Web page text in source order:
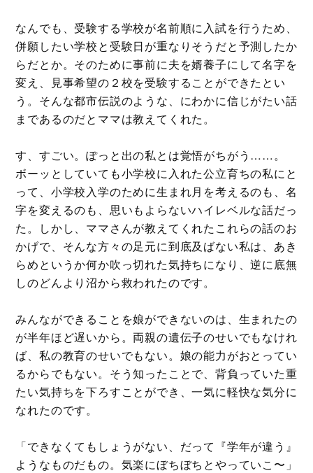
なんでも、受験する学校が名前順に入試を行うため、
併願したい学校と受験日が重なりそうだと予測したか
らだとか。そのために事前に夫を婿養子にして名字を
変え、見事希望の２校を受験することができたとい
う。そんな都市伝説のような、にわかに信じがたい話
まであるのだとママは教えてくれた。
す、すごい。ぽっと出の私とは覚悟がちがう……。
ボーッとしていても小学校に入れた公立育ちの私にと
って、小学校入学のために生まれ月を考えるのも、名
字を変えるのも、思いもよらないハイレベルな話だっ
た。しかし、ママさんが教えてくれたこれらの話のお
かげで、そんな方々の足元に到底及ばない私は、あき
らめというか何か吹っ切れた気持ちになり、逆に底無
しのどんより沼から救われたのです。
みんなができることを娘ができないのは、生まれたの
が半年ほど遅いから。両親の遺伝子のせいでもなけれ
ば、私の教育のせいでもない。娘の能力がおとってい
るからでもない。そう知ったことで、背負っていた重
たい気持ちを下ろすことができ、一気に軽快な気分に
なれたのです。
「できなくてもしょうがない、だって『学年が違う』
ようなものだもの。気楽にぼちぼちとやっていこ〜」